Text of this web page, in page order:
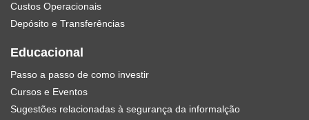
Custos Operacionais
Depósito e Transferências
Educacional
Passo a passo de como investir
Cursos e Eventos
Sugestões relacionadas à segurança da informalção